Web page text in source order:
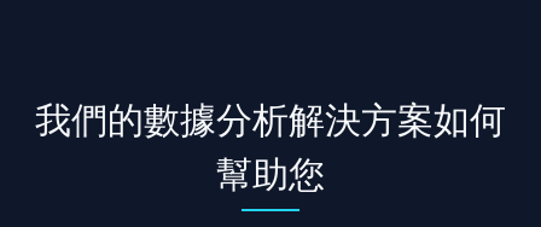
我們的數據分析解決方案如何
幫助您